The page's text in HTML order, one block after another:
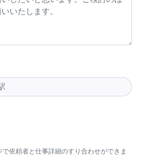
依頼者と仕事詳細のすり合わせができま